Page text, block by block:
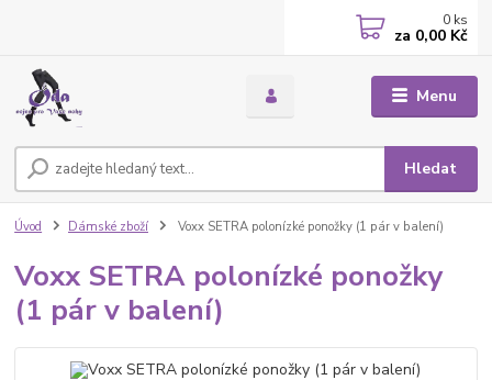
Menu
Hledat
0 ks
za 0,00 Kč
Úvod Dámské zboží Voxx SETRA polonízké ponožky (1 pár v balení)
Voxx SETRA polonízké ponožky
(1 pár v balení)